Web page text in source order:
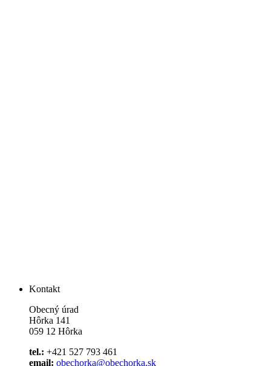
Kontakt
Obecný úrad
Hôrka 141
059 12 Hôrka
tel.: +421 527 793 461
email: obechorka@obechorka.sk